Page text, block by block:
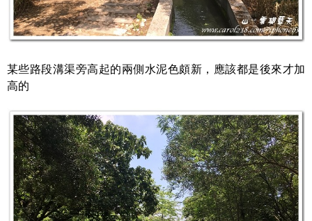
某些路段溝渠旁高起的兩側水泥色頗新，應該都是後來才加
高的